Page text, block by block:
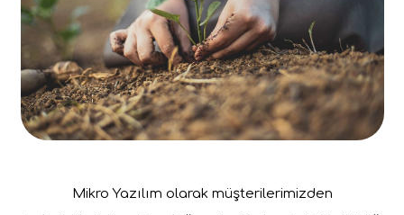
Mikro Yazılım olarak müşterilerimizden